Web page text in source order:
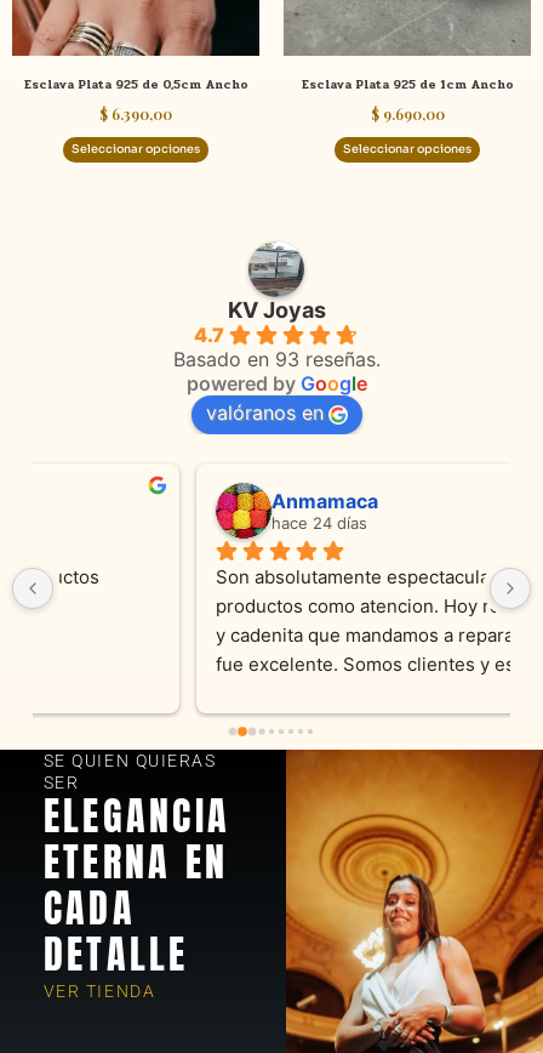
Esclava Plata 925 de 0,5cm Ancho
$ 6.390,00
Seleccionar opciones
se
pueden
elegir
en
página
Esclava Plata 925 de 1cm Ancho
$9.690,00
Seleccionar opciones
se
elegir
en
página
KV Joyas
4.7
Basado en 93 reseñas.
powered by Google
valóranos en
Anmamaca
Son absolutamente espectaculares tanto
productos como atencion. Hoy recibimos alianza
y cadenita que mandamos a reparar, el trabajo
fue excelente. Somos clientes y estamos
SE QUIEN QUIERAS
SER
ELEGANCIA
ETERNA EN
CADA
DETALLE
VER TIENDA